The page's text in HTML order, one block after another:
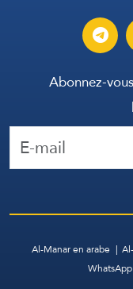
Abonnez-
Al-Manar en arabe
WhatsApp